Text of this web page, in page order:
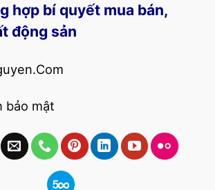
hợp bí quyết mua bán,
động sản
bảo mật